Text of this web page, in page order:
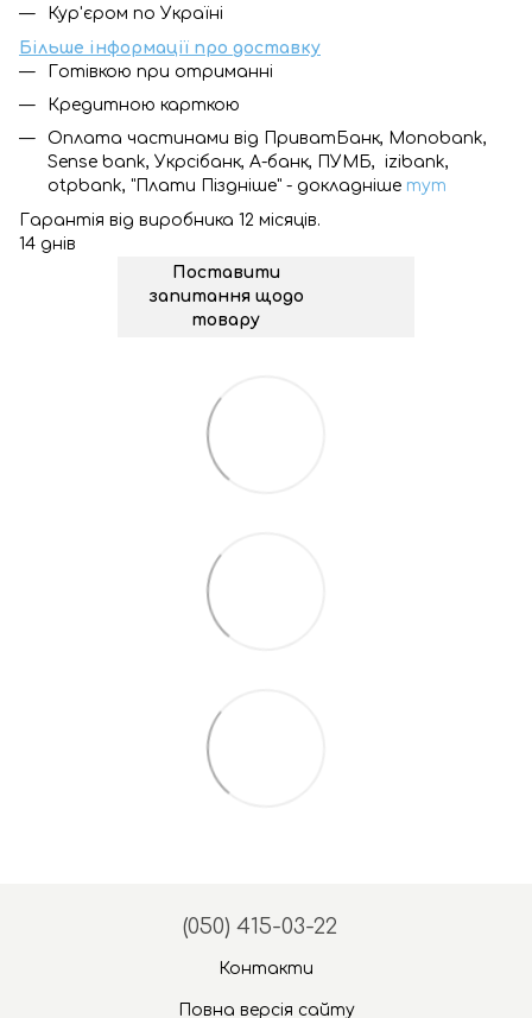
Кур'єром по Україні
Більше інформації про доставку
Готівкою при отриманні
Кредитною карткою
Оплата частинами від ПриватБанк, Monobank,
Sense bank, Укрсібанк, А-банк, ПУМБ, izibank,
otpbank, "Плати Піздніше" - докладніше тут
Гарантія від виробника 12 місяців.
14 днів
Поставити
запитання щодо
товару
(050) 415-03-22
Контакти
Повна версія сайту